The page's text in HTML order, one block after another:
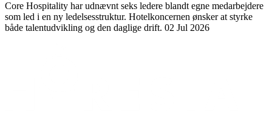
Core Hospitality har udnævnt seks ledere blandt egne medarbejdere
som led i en ny ledelsesstruktur. Hotelkoncernen ønsker at styrke
både talentudvikling og den daglige drift. 02 Jul 2026